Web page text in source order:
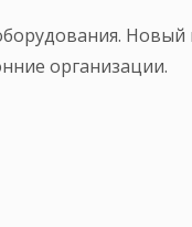
организации.